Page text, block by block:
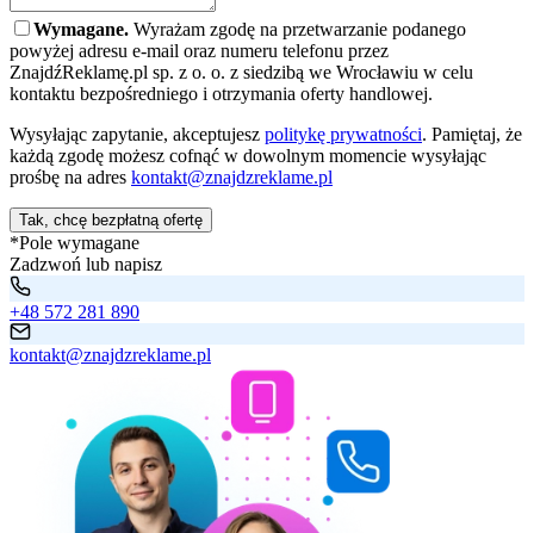
Wymagane. Wyrażam zgodę na przetwarzanie podanego
powyżej adresu e-mail oraz numeru telefonu przez
ZnajdźReklamę.pl sp. z o. o. z siedzibą we Wrocławiu w celu
kontaktu bezpośredniego i otrzymania oferty handlowej.
Wysyłając zapytanie, akceptujesz politykę prywatności. Pamiętaj, że
każdą zgodę możesz cofnąć w dowolnym momencie wysyłając
prośbę na adres kontakt@znajdzreklame.pl
Tak, chcę bezpłatną ofertę
*Pole wymagane
Zadzwoń lub napisz
+48 572 281 890
kontakt@znajdzreklame.pl